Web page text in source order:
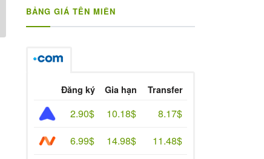
BẢNG GIÁ TÊN MIỀN
Đăng ký Gia hạn Transfer
2.90$ 10.18$
8.17$
6.99$
14.98$
11.48$